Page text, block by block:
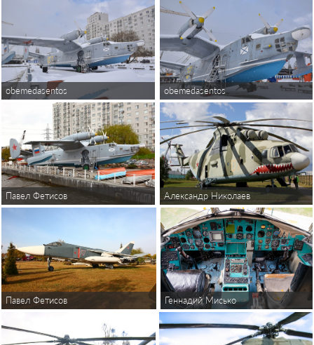
obemedasentos obemedasentos
Павел Фетисов Александр Николаев
Павел Фетисов Геннадий Мисько